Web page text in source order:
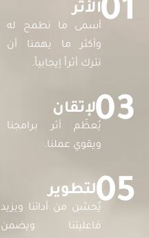
01الأثر
أسمى ما نطمح له
وأكثر ما يهمنا أن
نترك أثراً إيجابياً.
03الإتقان
يُعظّم أثر برامجنا
ويقوي عملنا.
05التطوير
يُحسّن من أدائنا ويزيد
فاعليتنا ويضمن